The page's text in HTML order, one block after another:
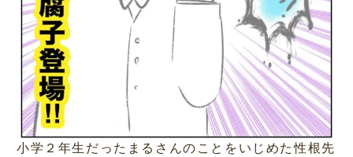
小学２年生だったまるさんのことをいじめた性根先